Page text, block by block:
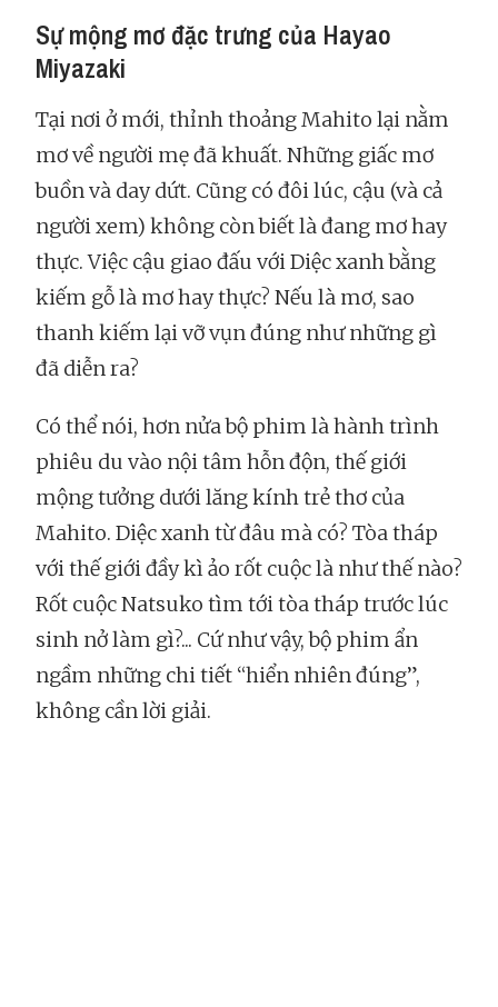
Sự mộng mơ đặc trưng của Hayao
Miyazaki
Tại nơi ở mới, thỉnh thoảng Mahito lại nằm
mơ về người mẹ đã khuất. Những giấc mơ
buồn và day dứt. Cũng có đôi lúc, cậu (và cả
người xem) không còn biết là đang mơ hay
thực. Việc cậu giao đấu với Diệc xanh bằng
kiếm gỗ là mơ hay thực? Nếu là mơ, sao
thanh kiếm lại vỡ vụn đúng như những gì
đã diễn ra?
Có thể nói, hơn nửa bộ phim là hành trình
phiêu du vào nội tâm hỗn độn, thế giới
mộng tưởng dưới lăng kính trẻ thơ của
Mahito. Diệc xanh từ đâu mà có? Tòa tháp
với thế giới đầy kì ảo rốt cuộc là như thế nào?
Rốt cuộc Natsuko tìm tới tòa tháp trước lúc
sinh nở làm gì?... Cứ như vậy, bộ phim ẩn
ngầm những chi tiết “hiển nhiên đúng”,
không cần lời giải.